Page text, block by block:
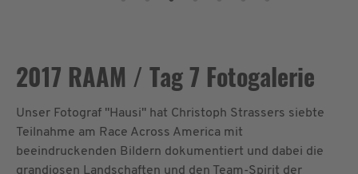
2017 RAAM / Tag 7 Fotogalerie
Unser Fotograf "Hausi" hat Christoph Strassers siebte
Teilnahme am Race Across America mit
beeindruckenden Bildern dokumentiert und dabei die
grandiosen Landschaften und den Team-Spirit der